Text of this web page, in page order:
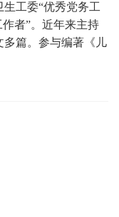
工委“优秀党务工
者”。近年来主持
多篇。 参与编著《儿